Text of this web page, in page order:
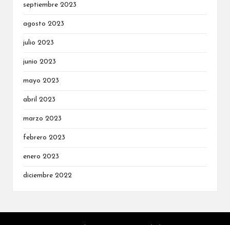
septiembre 2023
agosto 2023
julio 2023
junio 2023
mayo 2023
abril 2023
marzo 2023
febrero 2023
enero 2023
diciembre 2022